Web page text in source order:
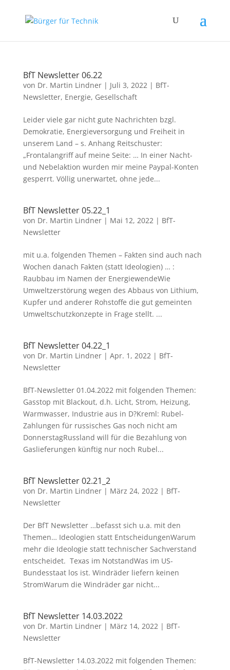
BfT Newsletter 06.22
von Dr. Martin Lindner| Juli 3, 2022| BfT-
Newsletter, Energie, Gesellschaft
Leider viele gar nicht gute Nachrichten bzgl.
Demokratie, Energieversorgung und Freiheit in
unserem Land – s. Anhang Reitschuster:
„Frontalangriff auf meine Seite: … In einer Nacht-
und Nebelaktion wurden mir meine Paypal-Konten
gesperrt. Völlig unerwartet, ohne jede...
BfT Newsletter 05.22_1
von Dr. Martin Lindner| Mai 12, 2022| BfT-
Newsletter
mit u.a. folgenden Themen – Fakten sind auch nach
Wochen danach Fakten (statt Ideologien) … :
Raubbau im Namen der EnergiewendeWie
Umweltzerstörung wegen des Abbaus von Lithium,
Kupfer und anderer Rohstoffe die gut gemeinten
Umweltschutzkonzepte in Frage stellt. ...
BfT Newsletter 04.22_1
von Dr. Martin Lindner| Apr. 1, 2022| BfT-
Newsletter
BfT-Newsletter 01.04.2022 mit folgenden Themen:
Gasstop mit Blackout, d.h. Licht, Strom, Heizung,
Warmwasser, Industrie aus in D?Kreml: Rubel-
Zahlungen für russisches Gas noch nicht am
DonnerstagRussland will für die Bezahlung von
Gaslieferungen künftig nur noch Rubel...
BfT Newsletter 02.21_2
von Dr. Martin Lindner| März 24, 2022| BfT-
Newsletter
Der BfT Newsletter …befasst sich u.a. mit den
Themen… Ideologien statt EntscheidungenWarum
mehr die Ideologie statt technischer Sachverstand
entscheidet. Texas im NotstandWas im US-
Bundesstaat los ist. Windräder liefern keinen
StromWarum die Windräder gar nicht...
BfT Newsletter 14.03.2022
von Dr. Martin Lindner| März 14, 2022| BfT-
Newsletter
BfT-Newsletter 14.03.2022 mit folgenden Themen: